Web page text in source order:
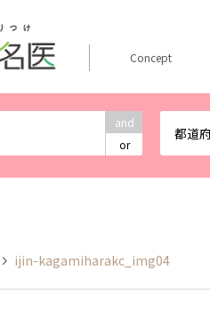
and
or
都道
Concept
ijin-kagamiharakc_img04